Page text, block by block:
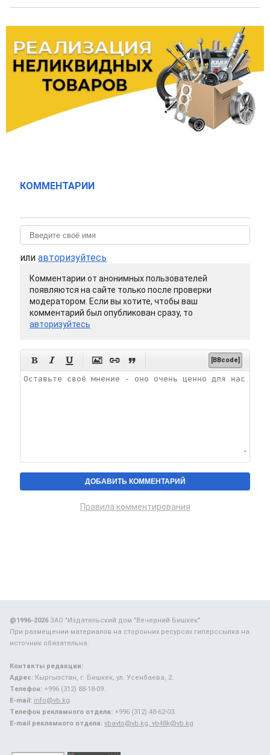
КОММЕНТАРИИ
или авторизуйтесь
Комментарии от анонимных пользователей
появляются на сайте только после проверки
модератором. Если вы хотите, чтобы ваш
комментарий был опубликован сразу, то
авторизуйтесь
      [BBcode]
Правила комментирования
@1996-2026ЗАО "Издательский дом "Вечерний Бишкек"
При размещении материалов на сторонних ресурсах гиперссылка на
источник обязательна.
Контакты редакции:
Адрес: Кыргызстан, г. Бишкек, ул. Усенбаева, 2.
Телефон: +996 (312) 88-18-09.
E-mail: info@vb.kg
Телефон рекламного отдела: +996 (312) 48-62-03.
E-mail рекламного отдела: vbavto@vb.kg, vb48k@vb.kg